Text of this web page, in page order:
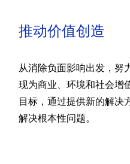
推动价值创造
从消除负面影响出发，努
现为商业、环境和社会增
目标，通过提供新的解决
解决根本性问题。